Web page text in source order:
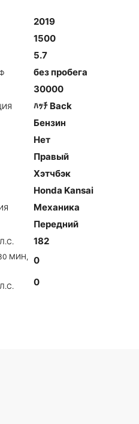
2019
1500
5.7
без пробега
30000
ﾊｯﾁ Back
Бензин
Нет
Правый
Хэтчбэк
Honda Kansai
Механика
Передний
182
МИН, 0
0